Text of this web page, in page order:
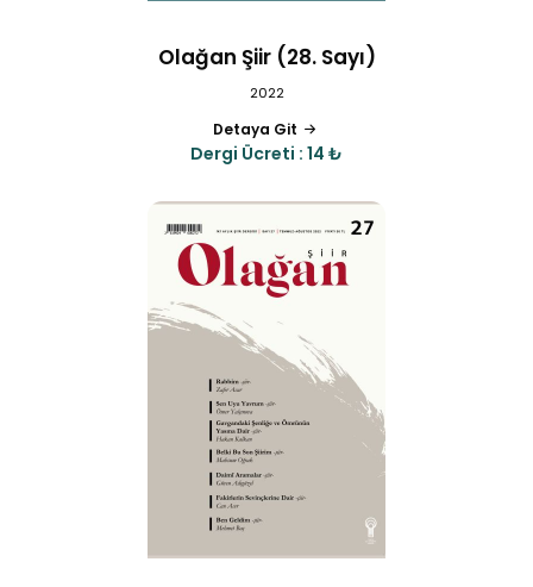
Olağan Şiir (28. Sayı)
2022
Detaya Git
Dergi Ücreti : 14 ₺